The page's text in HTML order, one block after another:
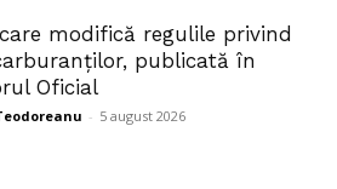
modifică regulile privind
publicată în
Oficial
- 5 august 2026